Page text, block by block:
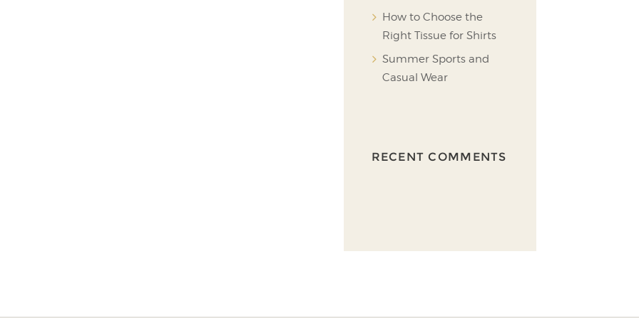
How to Choose the
Right Tissue for Shirts
Summer Sports and
Casual Wear
RECENT COMMENTS